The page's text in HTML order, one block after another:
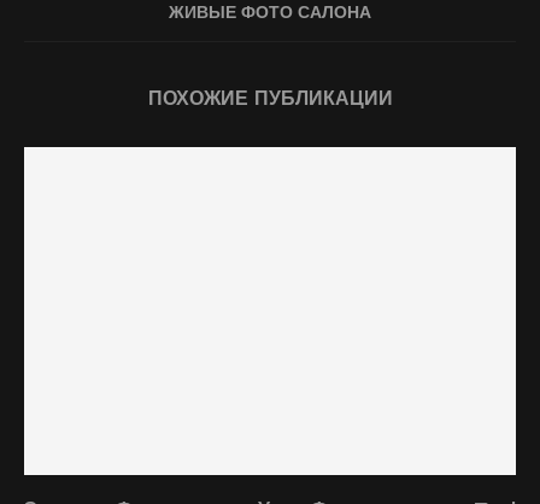
ЖИВЫЕ ФОТО САЛОНА
ПОХОЖИЕ ПУБЛИКАЦИИ